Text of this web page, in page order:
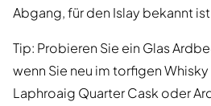
Abgang, für den Islay bekannt
Tip: Probieren Sie ein Glas
wenn Sie neu im torfigen Whisky
Laphroaig Quarter Cask oder